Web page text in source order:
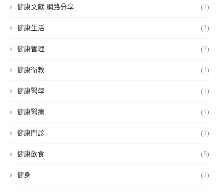
健康文獻 網路分享 (1)
健康生活 (2)
健康管理 (2)
健康衛教 (1)
健康醫學 (1)
健康醫療 (1)
健康門診 (1)
健康飲食 (5)
健身 (1)